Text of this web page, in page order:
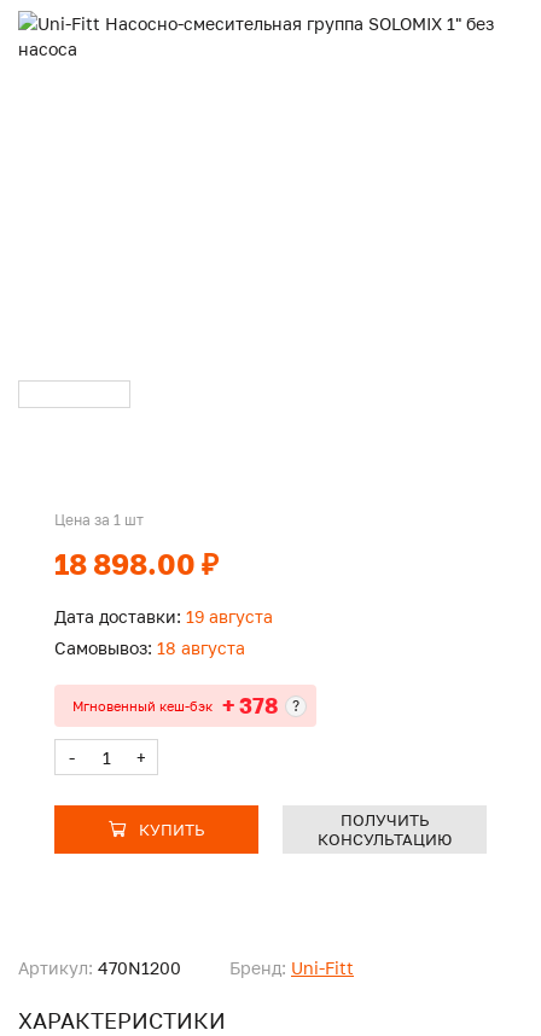
Артикул: 470N1200 Бренд: Uni-Fitt
ХАРАКТЕРИСТИКИ
Цена за 1 шт
18 898.00 ₽
Дата доставки: 19 августа
Самовывоз: 18 августа
Мгновенный кеш-бэк + 378 ?
- +
КУПИТЬ
ПОЛУЧИТЬ
КОНСУЛЬТАЦИЮ